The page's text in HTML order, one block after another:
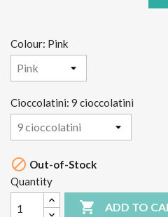
Colour: Pink
Cioccolatini: 9 cioccolatini
 Out-of-Stock
Quantity
 ADD TO